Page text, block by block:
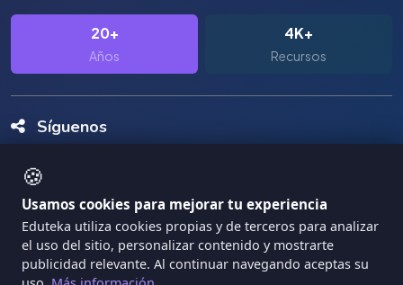
🍪
Usamos cookies para mejorar tu experiencia
Eduteka utiliza cookies propias y de terceros para analizar
el uso del sitio, personalizar contenido y mostrarte
publicidad relevante. Al continuar navegando aceptas su
20+
Años
4K+
Recursos
Síguenos
Copyright Eduteka 2001-2026 - Universidad ICESI